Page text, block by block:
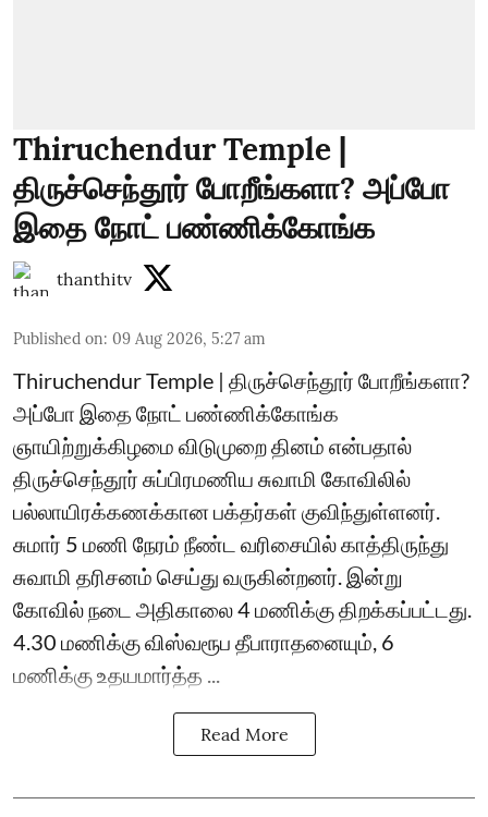
Thiruchendur Temple |
திருச்செந்தூர் போறீங்களா? அப்போ
இதை நோட் பண்ணிக்கோங்க
thanthitv
Published on: 09 Aug 2026, 5:27 am
Thiruchendur Temple | திருச்செந்தூர் போறீங்களா?
அப்போ இதை நோட் பண்ணிக்கோங்க
ஞாயிற்றுக்கிழமை விடுமுறை தினம் என்பதால்
திருச்செந்தூர் சுப்பிரமணிய சுவாமி கோவிலில்
பல்லாயிரக்கணக்கான பக்தர்கள் குவிந்துள்ளனர்.
சுமார் 5 மணி நேரம் நீண்ட வரிசையில் காத்திருந்து
சுவாமி தரிசனம் செய்து வருகின்றனர். இன்று
கோவில் நடை அதிகாலை 4 மணிக்கு திறக்கப்பட்டது.
4.30 மணிக்கு விஸ்வரூப தீபாராதனையும், 6
மணிக்கு உதயமார்த்த ...
Read More